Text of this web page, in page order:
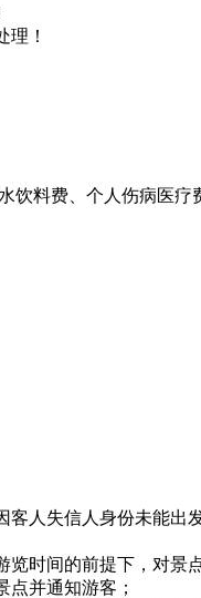
理！
饮料费、个人伤病医疗
人失信人身份未能
览时间的前提下，对景
点并通知游客；